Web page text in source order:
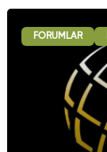
FORUMLAR